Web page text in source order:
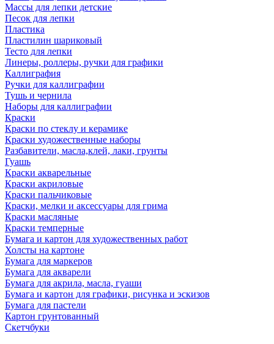
Массы для лепки детские
Песок для лепки
Пластика
Пластилин шариковый
Тесто для лепки
Линеры, роллеры, ручки для графики
Каллиграфия
Ручки для каллиграфии
Тушь и чернила
Наборы для каллиграфии
Краски
Краски по стеклу и керамике
Краски художественные наборы
Разбавители, масла,клей, лаки, грунты
Гуашь
Краски акварельные
Краски акриловые
Краски пальчиковые
Краски, мелки и аксессуары для грима
Краски масляные
Краски темперные
Бумага и картон для художественных работ
Холсты на картоне
Бумага для маркеров
Бумага для акварели
Бумага для акрила, масла, гуаши
Бумага и картон для графики, рисунка и эскизов
Бумага для пастели
Картон грунтованный
Скетчбуки